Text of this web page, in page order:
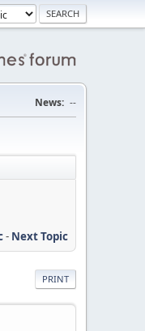
News: --
- Next Topic
PRINT